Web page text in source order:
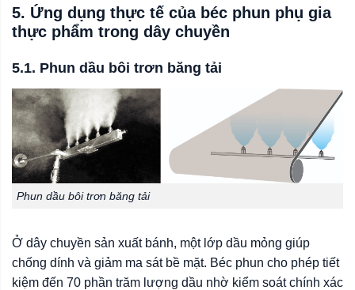
5. Ứng dụng thực tế của béc phun phụ gia
thực phẩm trong dây chuyền
5.1. Phun dầu bôi trơn băng tải
Phun dầu bôi trơn băng tải
Ở dây chuyền sản xuất bánh, một lớp dầu mỏng giúp
chống dính và giảm ma sát bề mặt. Béc phun cho phép tiết
kiệm đến 70 phần trăm lượng dầu nhờ kiểm soát chính xác